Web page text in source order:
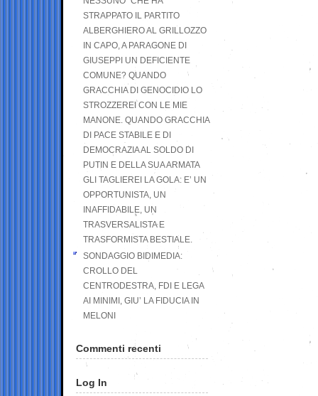
STRAPPATO IL PARTITO
ALBERGHIERO AL GRILLOZZO
IN CAPO, A PARAGONE DI
GIUSEPPI UN DEFICIENTE
COMUNE? QUANDO
GRACCHIA DI GENOCIDIO LO
STROZZEREI CON LE MIE
MANONE. QUANDO GRACCHIA
DI PACE STABILE E DI
DEMOCRAZIA AL SOLDO DI
PUTIN E DELLA SUA ARMATA
GLI TAGLIEREI LA GOLA: E’ UN
OPPORTUNISTA, UN
INAFFIDABILE, UN
TRASVERSALISTA E
TRASFORMISTA BESTIALE.
SONDAGGIO BIDIMEDIA:
CROLLO DEL
CENTRODESTRA, FDI E LEGA
AI MINIMI, GIU’ LA FIDUCIA IN
MELONI
Commenti recenti
Log In